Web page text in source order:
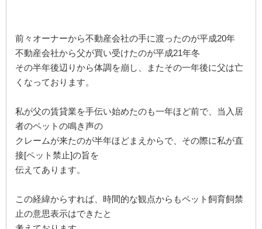
前々オーナーから不動産会社の手に渡ったのが平成20年
不動産会社から父が買い受けたのが平成21年冬
その半年後辺りから体調を崩し、またその一年後に父は亡
くなっております。
私が父の賃貸業を手伝い始めたのも一年ほど前で、当入居
者のペットの鳴き声の
クレームが来たのが半年ほどまえからで、その際に私が直
接[ペット禁止]の旨を
伝えてあります。
この経緯からすれば、時間的な観点からもペット飼育飼禁
止の意思表示はできたと